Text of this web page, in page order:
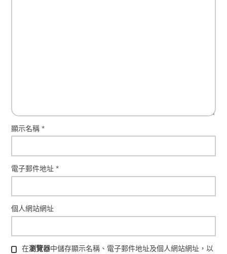
顯示名稱*
電子郵件地址*
個人網站網址
在瀏覽器中儲存顯示名稱、電子郵件地址及個人網站網址，以